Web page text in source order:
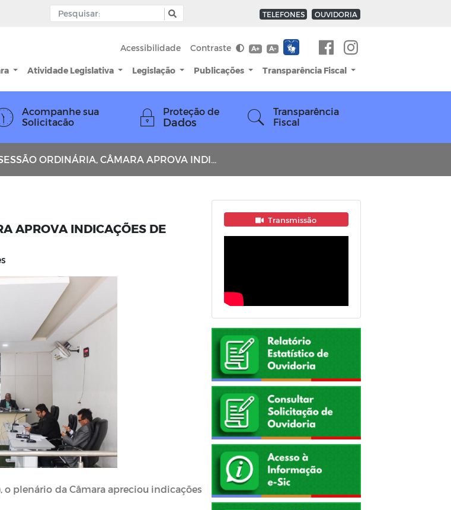
TELEFONES OUVIDORIA
Acessibilidade Contraste A+ A-
Atividade Legislativa Legislação Publicações Transparência Fiscal
Acompanhe sua
Solicitacão
Proteção de
Dados
Transparência
Fiscal
CÂMARA APROVA INDICAÇÕES DE PARLAMENTARES
APROVA INDICAÇÕES DE
o plenário da Câmara apreciou indicações
Transmissão